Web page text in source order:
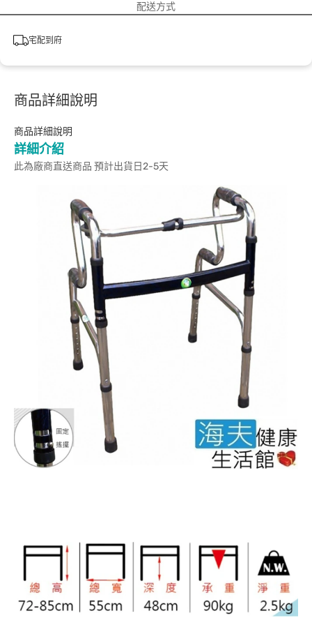
配送方式
宅配到府
商品詳細說明
商品詳細說明
詳細介紹
此為廠商直送商品 預計出貨日2-5天